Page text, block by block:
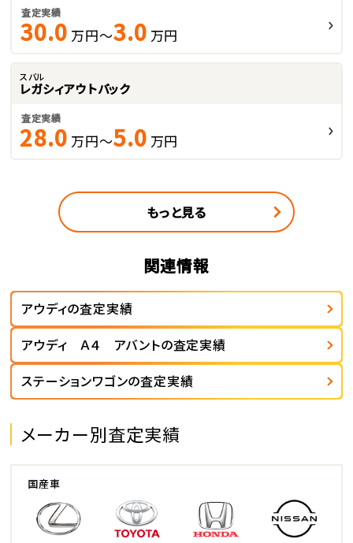
査定実績
30.0 万円～3.0 万円
スバル
レガシィアウトバック
査定実績
28.0 万円～5.0 万円
もっと見る
関連情報
アウディの査定実績
アウディ Ａ４ アバントの査定実績
ステーションワゴンの査定実績
メーカー別査定実績
国産車